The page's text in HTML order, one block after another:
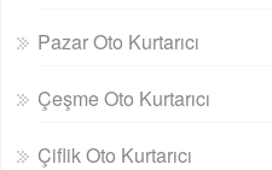
Pazar Oto Kurtarıcı
Çeşme Oto Kurtarıcı
Çiflik Oto Kurtarıcı